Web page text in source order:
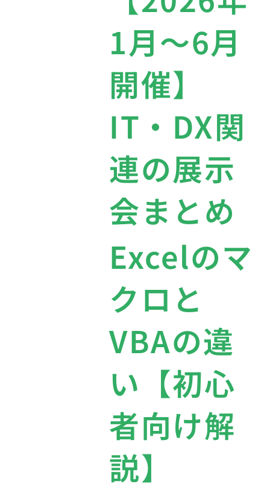
1月〜6月
開催】
IT・DX関
連の展示
会まとめ
Excelのマ
クロと
VBAの違
い【初心
者向け解
説】